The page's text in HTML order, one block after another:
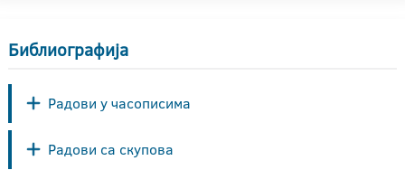
Библиографија
Радови у часописима
Радови са скупова